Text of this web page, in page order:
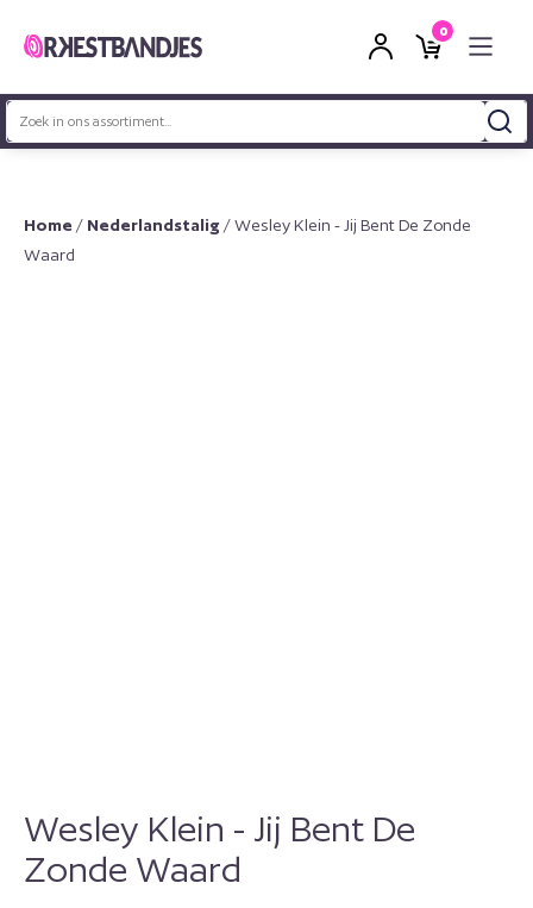
0
Zoeken
naar:
Home / Nederlandstalig / Wesley Klein - Jij Bent De Zonde
Waard
Wesley Klein - Jij Bent De
Zonde Waard